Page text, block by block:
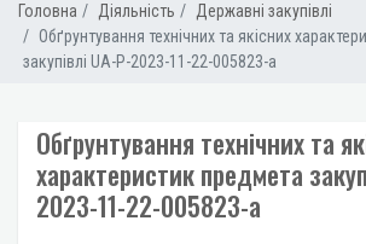
Головна Діяльність
Державні закупівлі
Обґрунтування технічних та якісних
закупівлі UA-P-2023-11-22-005823-a
Обґрунтування технічних та
характеристик предмета
2023-11-22-005823-a